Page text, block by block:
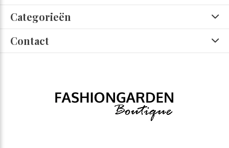
Categorieën
Contact